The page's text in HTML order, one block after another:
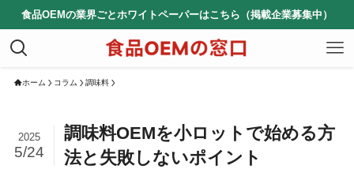
食品OEMの業界ごとホワイトペーパーはこちら（掲載企業募集中）
ホーム コラム 調味料
調味料OEMを小ロットで始める方
法と失敗しないポイント
2025
5/24